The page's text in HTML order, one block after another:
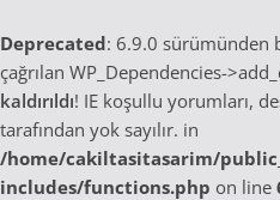
Deprecated: 6.9.0 sürümünden
çağrılan WP_Dependencies-
kaldırıldı! IE koşullu yorumları,
tarafından yok sayılır. in
/home/cakiltasitasarim/
includes/functions.php on line